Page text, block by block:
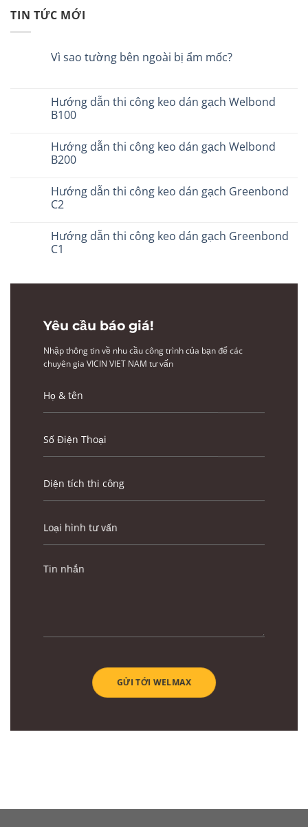
TIN TỨC MỚI
Vì sao tường bên ngoài bị ẩm mốc?
Hướng dẫn thi công keo dán gạch Welbond
B100
Hướng dẫn thi công keo dán gạch Welbond
B200
Hướng dẫn thi công keo dán gạch Greenbond
C2
Hướng dẫn thi công keo dán gạch Greenbond
C1
Yêu cầu báo giá!
Nhập thông tin về nhu cầu công trình của bạn để các
chuyên gia VICIN VIET NAM tư vấn